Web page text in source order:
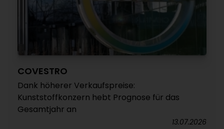
COVESTRO
Dank höherer Verkaufspreise:
Kunststoffkonzern hebt Prognose für das
Gesamtjahr an
13.07.2026